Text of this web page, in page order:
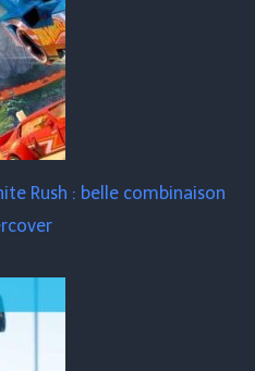
Rush : belle combinaison